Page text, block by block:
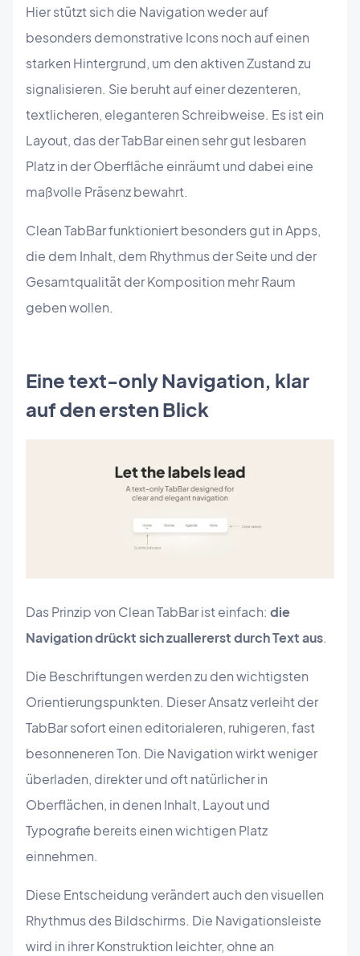
Hier stützt sich die Navigation weder auf
besonders demonstrative Icons noch auf einen
starken Hintergrund, um den aktiven Zustand zu
signalisieren. Sie beruht auf einer dezenteren,
textlicheren, eleganteren Schreibweise. Es ist ein
Layout, das der TabBar einen sehr gut lesbaren
Platz in der Oberfläche einräumt und dabei eine
maßvolle Präsenz bewahrt.
Clean TabBar funktioniert besonders gut in Apps,
die dem Inhalt, dem Rhythmus der Seite und der
Gesamtqualität der Komposition mehr Raum
geben wollen.
Eine text-only Navigation, klar
auf den ersten Blick
Das Prinzip von Clean TabBar ist einfach: die
Navigation drückt sich zuallererst durch Text aus.
Die Beschriftungen werden zu den wichtigsten
Orientierungspunkten. Dieser Ansatz verleiht der
TabBar sofort einen editorialeren, ruhigeren, fast
besonneneren Ton. Die Navigation wirkt weniger
überladen, direkter und oft natürlicher in
Oberflächen, in denen Inhalt, Layout und
Typografie bereits einen wichtigen Platz
einnehmen.
Diese Entscheidung verändert auch den visuellen
Rhythmus des Bildschirms. Die Navigationsleiste
wird in ihrer Konstruktion leichter, ohne an